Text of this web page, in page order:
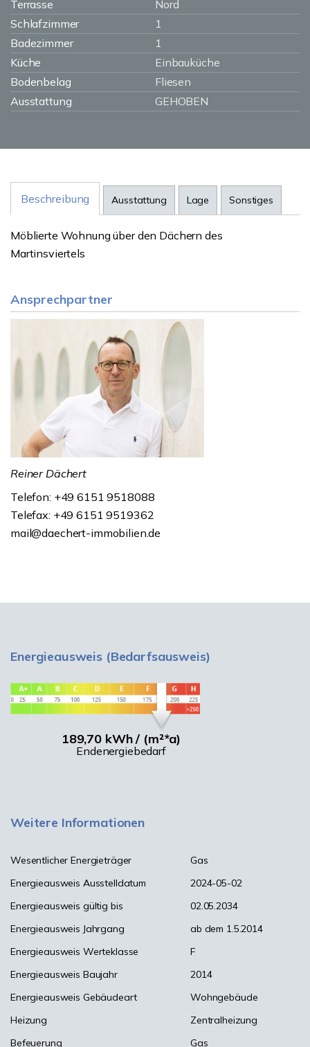
Terrasse
Nord
Schlafzimmer
1
Badezimmer
1
Küche
Einbauküche
Bodenbelag
Fliesen
Ausstattung
GEHOBEN
Beschreibung Ausstattung Lage Sonstiges
Möblierte Wohnung über den Dächern des
Martinsviertels
Ansprechpartner
Reiner Dächert
Telefon: +49 6151 9518088
Telefax: +49 6151 9519362
mail@daechert-immobilien.de
Energieausweis (Bedarfsausweis)
189,70 kWh / (m²*a)
Endenergiebedarf
Weitere Informationen
Wesentlicher Energieträger
Gas
Energieausweis Ausstelldatum
2024-05-02
Energieausweis gültig bis
02.05.2034
Energieausweis Jahrgang
ab dem 1.5.2014
Energieausweis Werteklasse
F
Energieausweis Baujahr
2014
Energieausweis Gebäudeart
Wohngebäude
Heizung
Zentralheizung
Befeuerung
Gas